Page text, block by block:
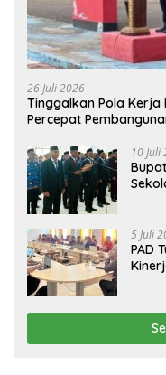
26 Juli 2026
Tinggalkan Pola Kerja
Percepat
10 Juli
5 Juli
PAD